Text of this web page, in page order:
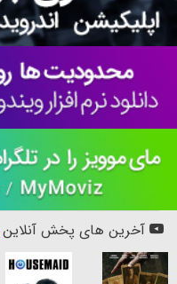
آخرین های پخش آنلاین